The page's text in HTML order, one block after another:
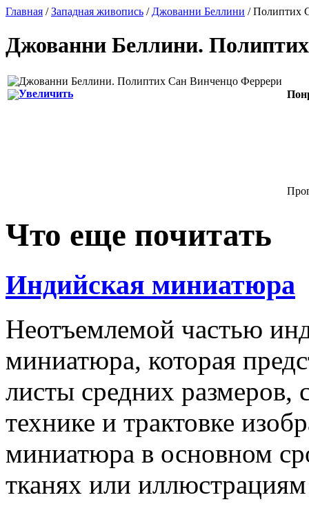
Главная /Западная живопись / Джованни Беллини / Полиптих
Джованни Беллини.
Увеличить
Что еще почитать
Индийская миниатюра
Неотъемлемой частью
миниатюра, которая
листы средних
технике и трактовке
миниатюра в основном
тканях или